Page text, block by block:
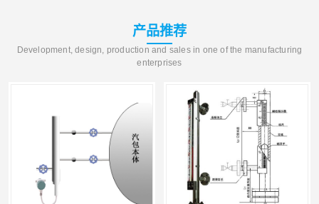
产品推荐
Development, design, production and sales in one of the manufacturing
enterprises